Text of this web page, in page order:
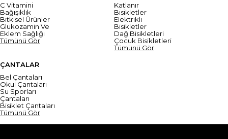
C Vitamini
Bağışıklık
Bitkisel Ürünler
Glukozamin Ve
Eklem Sağlığı
Tümünü Gör
Katlanır
Bisikletler
Elektrikli
Bisikletler
Dağ Bisikletleri
Çocuk Bisikletleri
Tümünü Gör
ÇANTALAR
Bel Çantaları
Okul Çantaları
Su Sporları
Çantaları
Bisiklet Çantaları
Tümünü Gör